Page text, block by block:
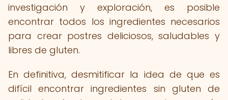
investigación y exploración, es posible
encontrar todos los ingredientes necesarios
para crear postres deliciosos, saludables y
libres de gluten.
En definitiva, desmitificar la idea de que es
difícil encontrar ingredientes sin gluten de